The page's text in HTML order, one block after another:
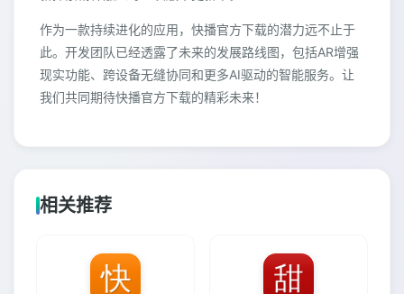
作为一款持续进化的应用，快播官方下载的潜力远不止于
此。开发团队已经透露了未来的发展路线图，包括AR增强
现实功能、跨设备无缝协同和更多AI驱动的智能服务。让
我们共同期待快播官方下载的精彩未来！
相关推荐